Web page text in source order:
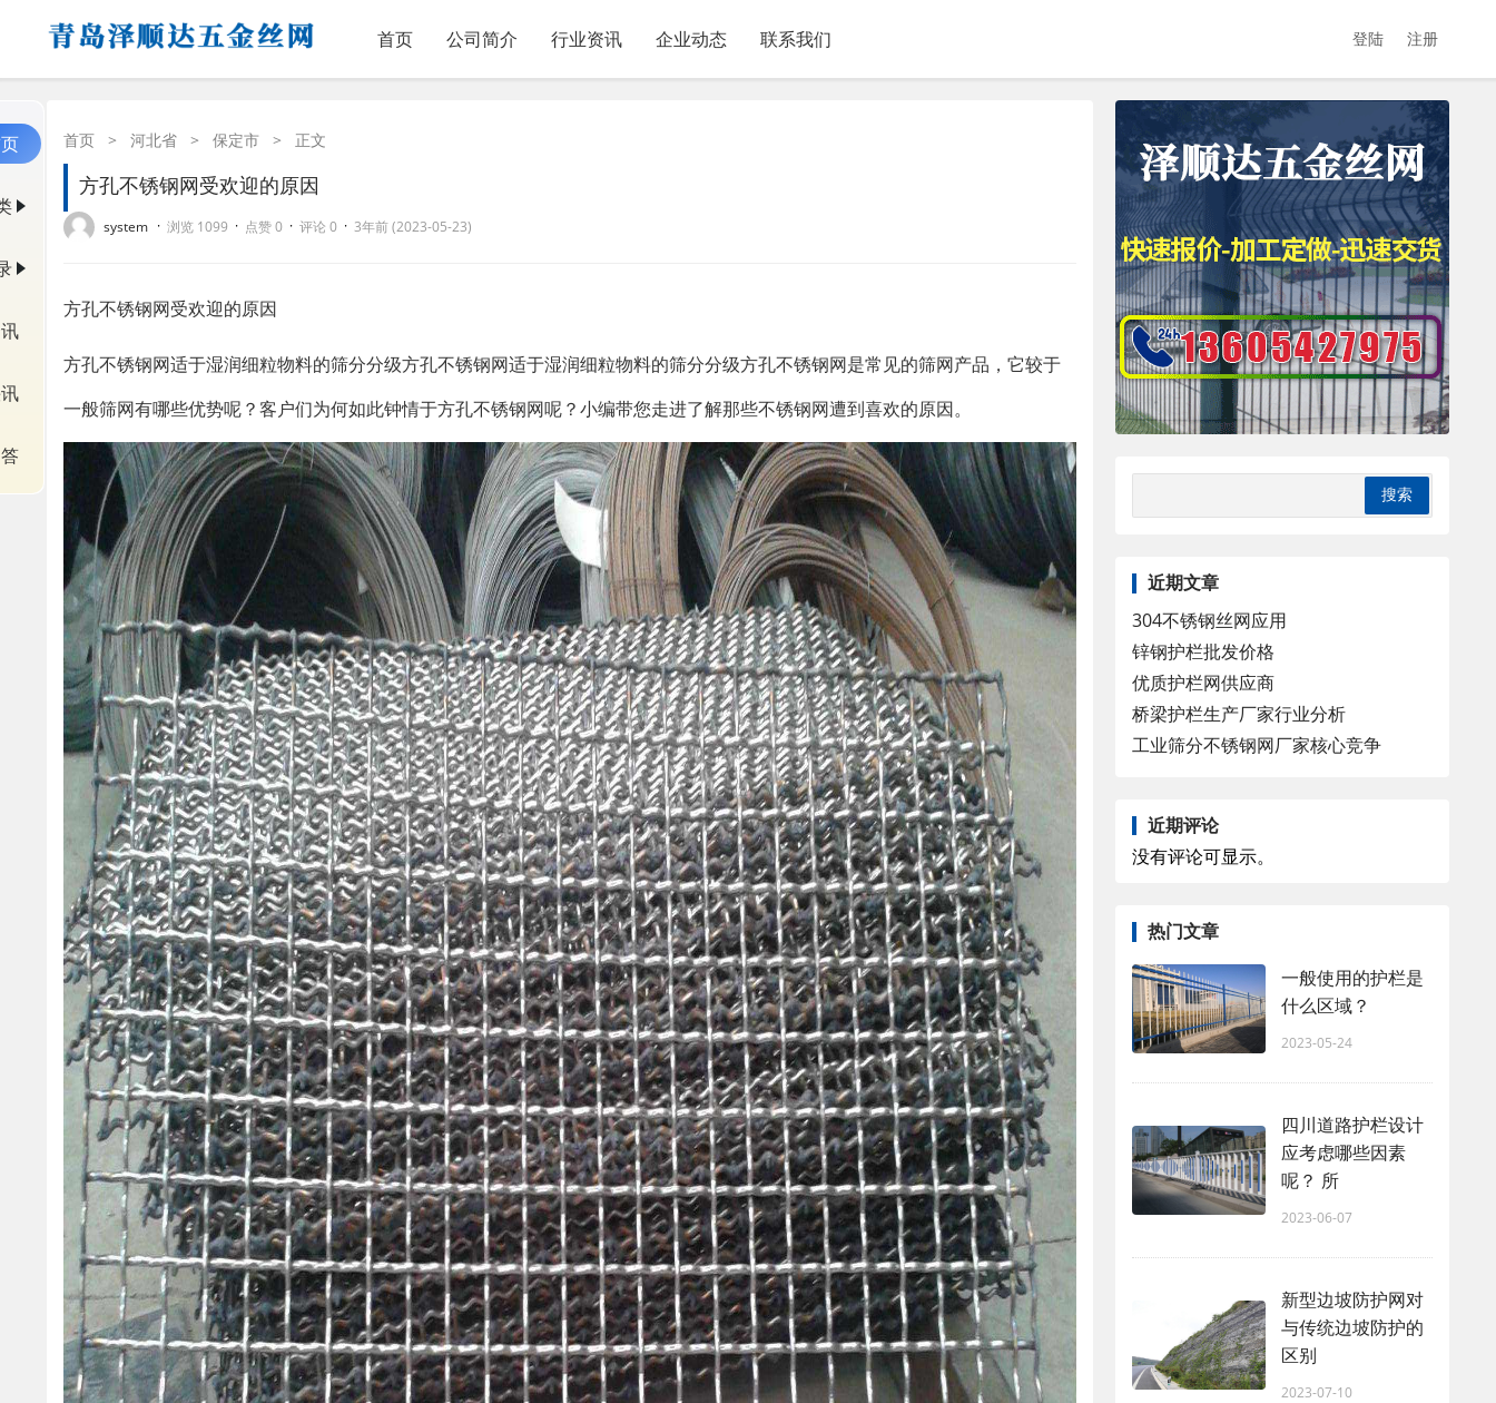
首页 公司简介 行业资讯 企业动态 联系我们 登陆 注册
首页 > 河北省 > 保定市 > 正文
方孔不锈钢网受欢迎的原因
system · 浏览 1099 · 点赞 0 · 评论 0 · 3年前 (2023-05-23)
方孔不锈钢网受欢迎的原因
方孔不锈钢网适于湿润细粒物料的筛分分级方孔不锈钢网适于湿润细粒物料的筛分分级方孔不锈钢网是常见的筛网产品，它较于
一般筛网有哪些优势呢？客户们为何如此钟情于方孔不锈钢网呢？小编带您走进了解那些不锈钢网遭到喜欢的原因。
近期文章
304不锈钢丝网应用
锌钢护栏批发价格
优质护栏网供应商
桥梁护栏生产厂家行业分析
工业筛分不锈钢网厂家核心竞争
近期评论
没有评论可显示。
热门文章
一般使用的护栏是
什么区域？
2023-05-24
四川道路护栏设计
应考虑哪些因素
呢？ 所
2023-06-07
新型边坡防护网对
与传统边坡防护的
区别
2023-07-10